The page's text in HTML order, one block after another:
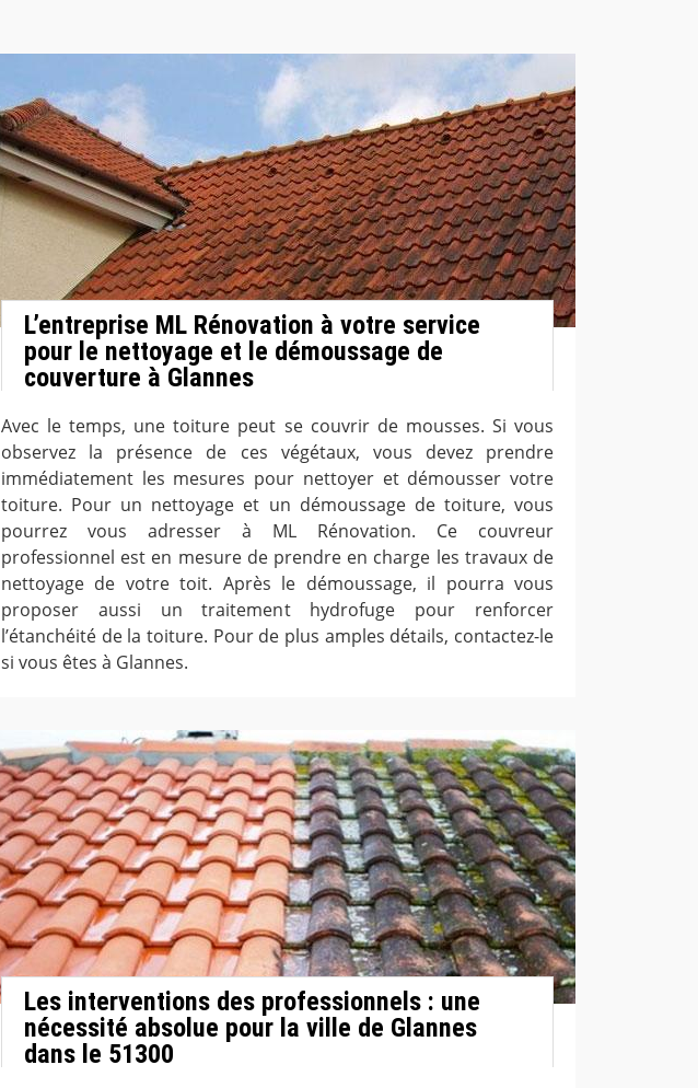
L’entreprise ML Rénovation à votre service
pour le nettoyage et le démoussage de
couverture à Glannes
Avec le temps, une toiture peut se couvrir de mousses. Si vous
observez la présence de ces végétaux, vous devez prendre
immédiatement les mesures pour nettoyer et démousser votre
toiture. Pour un nettoyage et un démoussage de toiture, vous
pourrez vous adresser à ML Rénovation. Ce couvreur
professionnel est en mesure de prendre en charge les travaux de
nettoyage de votre toit. Après le démoussage, il pourra vous
proposer aussi un traitement hydrofuge pour renforcer
l’étanchéité de la toiture. Pour de plus amples détails, contactez-le
si vous êtes à Glannes.
Les interventions des professionnels : une
nécessité absolue pour la ville de Glannes
dans le 51300